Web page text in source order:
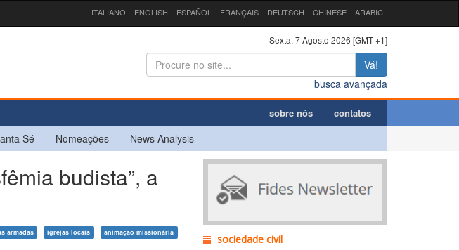
ITALIANO ENGLISH ESPAÑOL FRANÇAIS DEUTSCH CHINESE ARABIC
Sexta, 7 Agosto 2026 [GMT +1]
Vá!
busca avançada
sobre nós contatos
Sé Nomeações News Analysis
budista”, a
armadas igrejas locais animação missionária
sociedade civil